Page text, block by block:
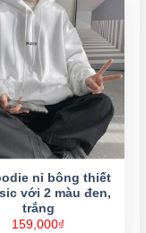
nỉ bông thiết
với 2 màu đen,
trắng
159,000₫